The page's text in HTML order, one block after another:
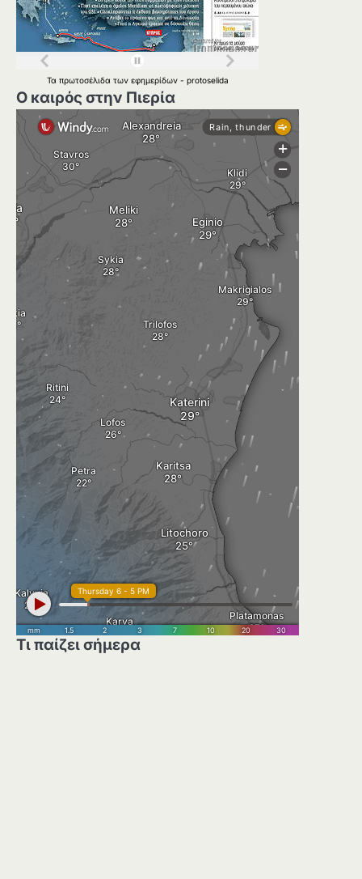
Τα πρωτοσέλιδα των εφημερίδων - protoselida
Ο καιρός στην Πιερία
Τι παίζει σήμερα